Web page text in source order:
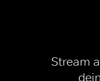
Stream